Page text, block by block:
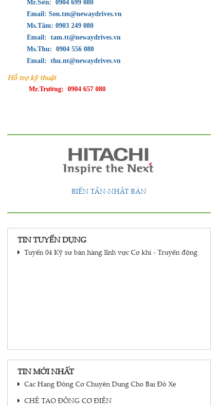
Mr.Sơn: 0904 699 080
Email: Son.tm@newaydrives.vn
Ms.Tâm: 0903 249 080
Email: tam.tt@newaydrives.vn
Ms.Thu: 0904 556 080
Email: thu.nt@newaydrives.vn
Hỗ trợ kỹ thuật
Mr.Trường: 0904 657 080
BIẾN TẦN-NHẬT BẢN
TIN TUYỂN DỤNG
Tuyển 04 Kỹ sư bán hàng lĩnh vực Cơ khí - Truyền động
TIN MỚI NHẤT
Cac Hang Đông Cơ Chuyên Dung Cho Bai Đô Xe
CHÊ TAO ĐÔNG CƠ ĐIÊN